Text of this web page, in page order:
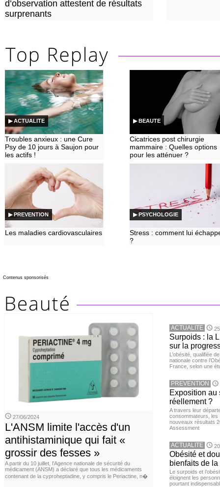
d’observation attestent de résultats
surprenants
▶ ACTUALITE
Troubles anxieux : une Cure
Psy de 10 jours à Saujon pour
les actifs !
▶ BEAUTE
Cicatrices post chirurgie
mammaire : Quelles options
pour les atténuer ?
▶ PREVENTION
Les maladies cardiovasculaires
▶ PSYCHOLOGIE
Stress : comment lui
?
Contenus sponsorisés
27/06/2024
L'ANSM limite l'accès d'un
antihistaminique qui fait «
grossir des fesses »
A partir du 10 juillet, l’Agence nationale de sécurité du
médicament (ANSM) a déclaré que tous les médicaments
contenant de la cyproheptadine, y compris le Periactine, n�
ACTUALITE
Surpoids : la
sur la
L’obésité, qualifiée
nationale contre
France, selon une
PREVENTION
Exposition au
réellement ?
A travers leur
consommateurs, les
nouveaux résultats
Assessment
ACTUALITE
Obésité et
bienfaits de
Le surpoids et
éloignent les
pourtant